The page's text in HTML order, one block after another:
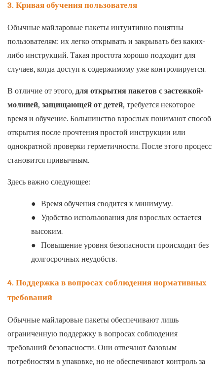
3. Кривая обучения пользователя
Обычные майларовые пакеты интуитивно понятны
пользователям: их легко открывать и закрывать без каких-
либо инструкций. Такая простота хорошо подходит для
случаев, когда доступ к содержимому уже контролируется.
В отличие от этого, для открытия пакетов с застежкой-
молнией, защищающей от детей, требуется некоторое
время и обучение. Большинство взрослых понимают способ
открытия после прочтения простой инструкции или
однократной проверки герметичности. После этого процесс
становится привычным.
Здесь важно следующее:
●
Время обучения сводится к минимуму.
●
Удобство использования для взрослых остается
высоким.
●
Повышение уровня безопасности происходит без
долгосрочных неудобств.
4. Поддержка в вопросах соблюдения нормативных
требований
Обычные майларовые пакеты обеспечивают лишь
ограниченную поддержку в вопросах соблюдения
требований безопасности. Они отвечают базовым
потребностям в упаковке, но не обеспечивают контроль за